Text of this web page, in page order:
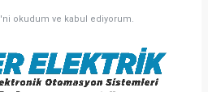
'ni okudum ve kabul ediyorum.